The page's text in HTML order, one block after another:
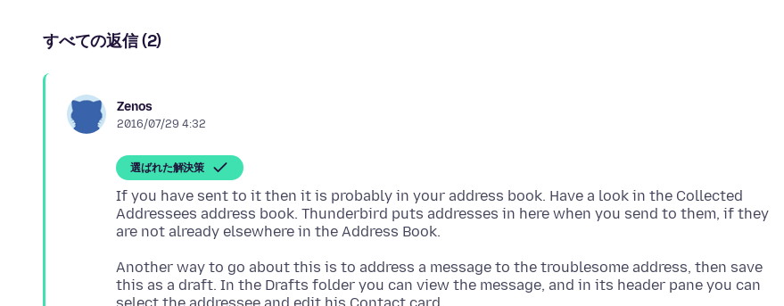
すべての返信 (2)
Zenos
2016/07/29 4:32
選ばれた解決策
If you have sent to it then it is probably in your address book. Have a look in the Collected
Addressees address book. Thunderbird puts addresses in here when you send to them, if they
Another way to go about this is to address a message to the troublesome address, then save
this as a draft. In the Drafts folder you can view the message, and in its header pane you can